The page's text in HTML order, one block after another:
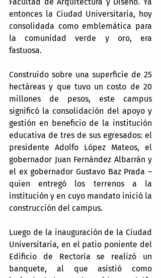
entonces la Ciudad Universitaria, hoy
consolidada como emblemática para
la comunidad verde y oro, era
fastuosa.
Construido sobre una superficie de 25
hectáreas y que tuvo un costo de 20
millones de pesos, este campus
significó la consolidación del apoyo y
gestión en beneficio de la institución
educativa de tres de sus egresados: el
presidente Adolfo López Mateos, el
gobernador Juan Fernández Albarrán y
el ex gobernador Gustavo Baz Prada –
quien entregó los terrenos a la
institución y en cuyo mandato inició la
construcción del campus.
Luego de la inauguración de la Ciudad
Universitaria, en el patio poniente del
Edificio de Rectoría se realizó un
banquete, al que asistió como